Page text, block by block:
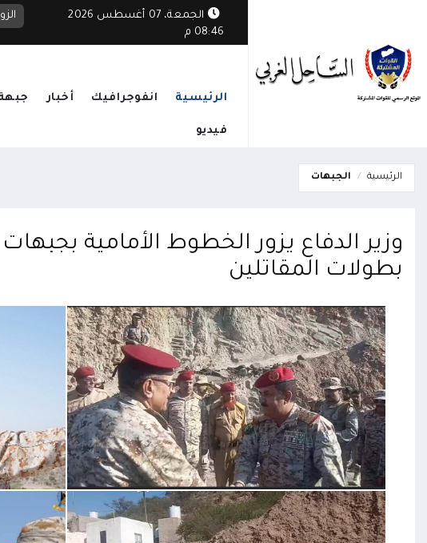
الجمعة، 07 أغسطس 2026
08:46 م
الرئيسية انفوجرافيك أخبار
فيديو
الرئيسية الجبهات
وزير الدفاع يزور الخطوط الأمامية
بطولات المقاتلين